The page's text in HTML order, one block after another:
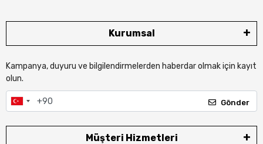
Kurumsal
Kampanya, duyuru ve bilgilendirmelerden haberdar olmak için kayıt
olun.
Gönder
Müşteri Hizmetleri